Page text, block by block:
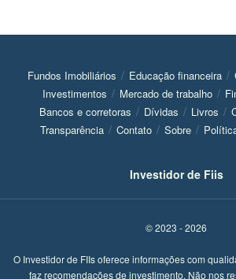
Fundos Imobiliários Educação financeira
Investimentos
Mercado de trabalho
Bancos e corretoras
Dívidas Livros
Transparência
Contato Sobre
Investidor de Fiis
© 2023 - 2026
O Investidor de FIIs oferece informações com
faz recomendações de investimento. Não nos